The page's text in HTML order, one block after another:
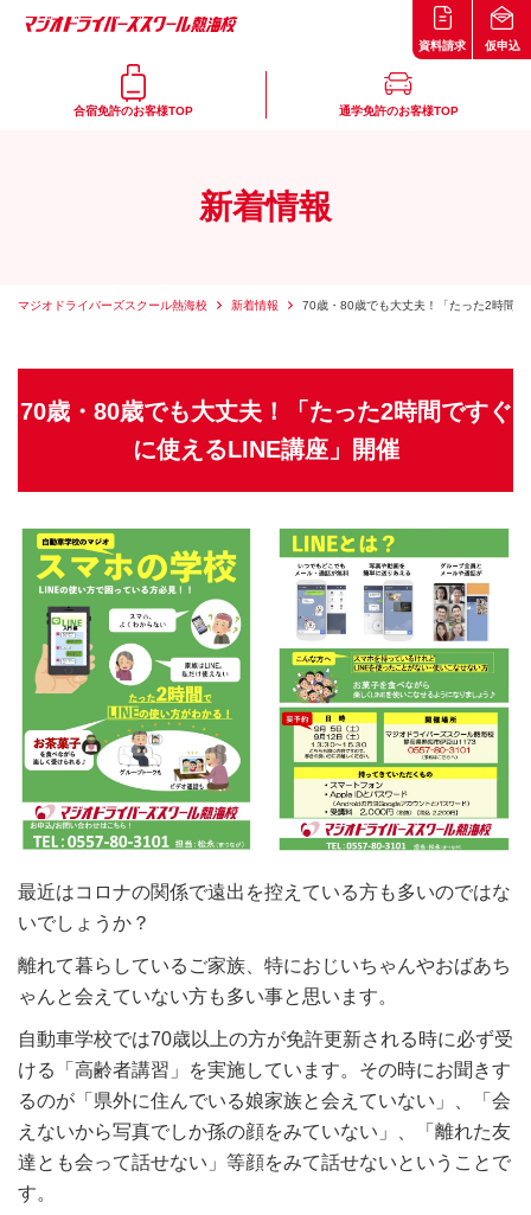
資料請求 仮申込
合宿免許のお客様TOP 通学免許のお客様TOP
新着情報
マジオドライバーズスクール熱海校 新着情報 70歳・80歳でも大丈夫！「たった2時間
70歳・80歳でも大丈夫！「たった2時間ですぐ
に使えるLINE講座」開催
最近はコロナの関係で遠出を控えている方も多いのではな
いでしょうか？
離れて暮らしているご家族、特におじいちゃんやおばあち
ゃんと会えていない方も多い事と思います。
自動車学校では70歳以上の方が免許更新される時に必ず受
ける「高齢者講習」を実施しています。その時にお聞きす
るのが「県外に住んでいる娘家族と会えていない」、「会
えないから写真でしか孫の顔をみていない」、「離れた友
達とも会って話せない」等顔をみて話せないということで
す。